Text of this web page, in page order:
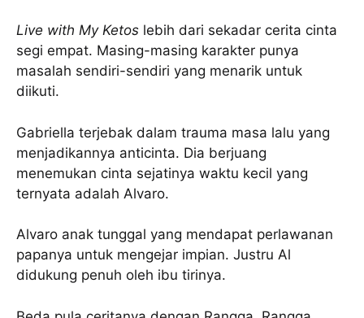
Live with My Ketos lebih dari sekadar cerita cinta
segi empat. Masing-masing karakter punya
masalah sendiri-sendiri yang menarik untuk
diikuti.
Gabriella terjebak dalam trauma masa lalu yang
menjadikannya anticinta. Dia berjuang
menemukan cinta sejatinya waktu kecil yang
ternyata adalah Alvaro.
Alvaro anak tunggal yang mendapat perlawanan
papanya untuk mengejar impian. Justru Al
didukung penuh oleh ibu tirinya.